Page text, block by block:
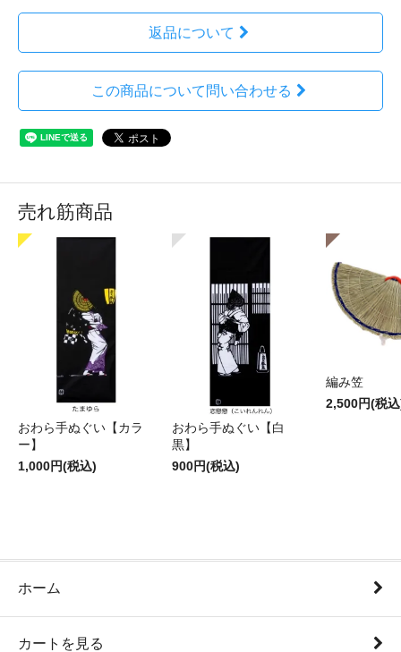
返品について
この商品について問い合わせる
売れ筋商品
おわら手ぬぐい【カラ
ー】
1,000円(税込)
おわら手ぬぐい【白
黒】
900円(税込)
編み笠
2,500円(税
ホーム
カートを見る